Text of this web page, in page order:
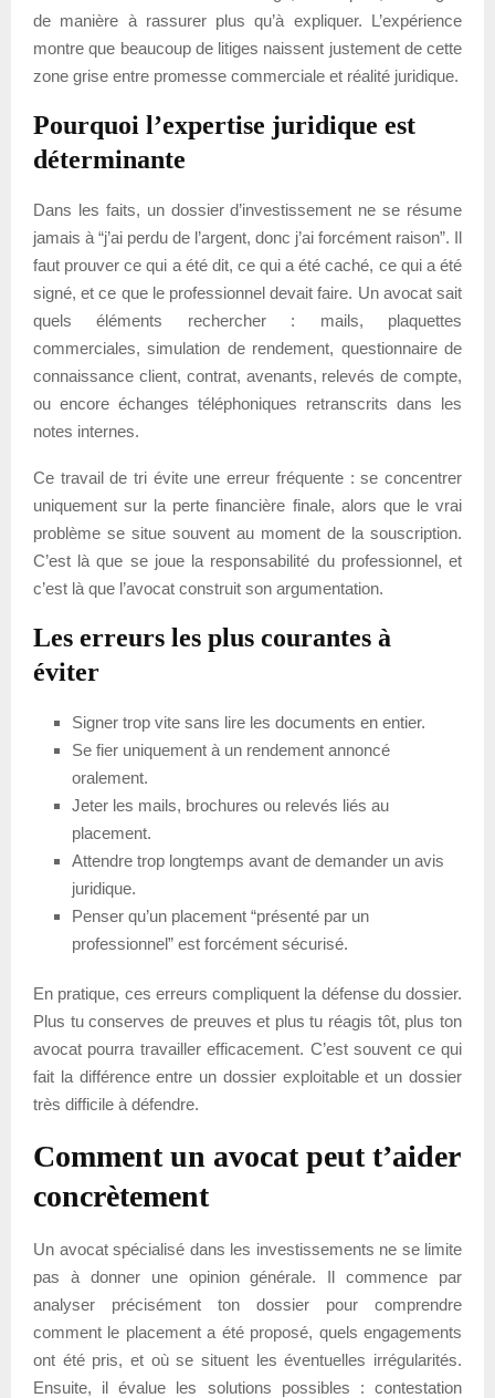
de manière à rassurer plus qu’à expliquer. L’expérience
montre que beaucoup de litiges naissent justement de cette
zone grise entre promesse commerciale et réalité juridique.
Pourquoi l’expertise juridique est
déterminante
Dans les faits, un dossier d’investissement ne se résume
jamais à “j’ai perdu de l’argent, donc j’ai forcément raison”. Il
faut prouver ce qui a été dit, ce qui a été caché, ce qui a été
signé, et ce que le professionnel devait faire. Un avocat sait
quels éléments rechercher : mails, plaquettes
commerciales, simulation de rendement, questionnaire de
connaissance client, contrat, avenants, relevés de compte,
ou encore échanges téléphoniques retranscrits dans les
notes internes.
Ce travail de tri évite une erreur fréquente : se concentrer
uniquement sur la perte financière finale, alors que le vrai
problème se situe souvent au moment de la souscription.
C’est là que se joue la responsabilité du professionnel, et
c’est là que l’avocat construit son argumentation.
Les erreurs les plus courantes à
éviter
Signer trop vite sans lire les documents en entier.
Se fier uniquement à un rendement annoncé
oralement.
Jeter les mails, brochures ou relevés liés au
placement.
Attendre trop longtemps avant de demander un avis
juridique.
Penser qu’un placement “présenté par un
professionnel” est forcément sécurisé.
En pratique, ces erreurs compliquent la défense du dossier.
Plus tu conserves de preuves et plus tu réagis tôt, plus ton
avocat pourra travailler efficacement. C’est souvent ce qui
fait la différence entre un dossier exploitable et un dossier
très difficile à défendre.
Comment un avocat peut t’aider
concrètement
Un avocat spécialisé dans les investissements ne se limite
pas à donner une opinion générale. Il commence par
analyser précisément ton dossier pour comprendre
comment le placement a été proposé, quels engagements
ont été pris, et où se situent les éventuelles irrégularités.
Ensuite, il évalue les solutions possibles : contestation